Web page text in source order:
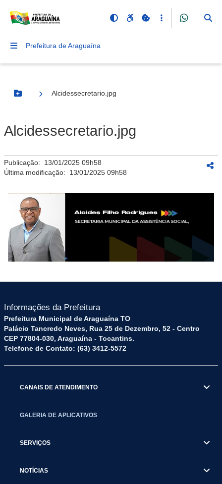
Prefeitura de Araguaína
Botão Menu
Alcidessecretario.jpg
Alcidessecretario.jpg
Publicação: 13/01/2025 09h58
Última modificação: 13/01/2025 09h58
Informações da Prefeitura
Prefeitura Municipal de Araguaína TO
Palácio Tancredo Neves, Rua 25 de Dezembro, 52 - Centro
CEP 77804-030, Araguaína - Tocantins.
Telefone de Contato: (63) 3412-5572
CANAIS DE ATENDIMENTO
GALERIA DE APLICATIVOS
SERVIÇOS
NOTÍCIAS